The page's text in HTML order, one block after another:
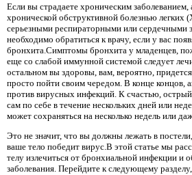
Если вы страдаете хроническим заболеванием,
хронической обструктивной болезнью легких
серьезными респираторными или сердечными
необходимо обратиться к врачу, если у вас
бронхита.Симптомы бронхита у младенцев,
еще со слабой иммунной системой следует
остальном вы здоровы, вам, вероятно,
просто пойти своим чередом. В конце концов,
против вирусных инфекций. К счастью,
сам по себе в течение нескольких дней или
может сохраняться на несколько недель или
Это не значит, что вы должны лежать в
ваше тело победит вирус.В этой статье мы
телу излечиться от бронхиальной инфекции и
заболевания. Перейдите к следующему